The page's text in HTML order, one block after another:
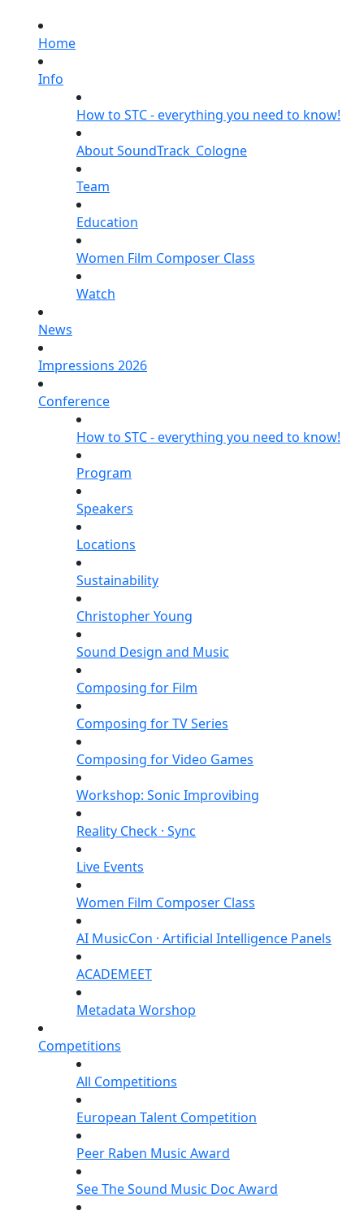
Home
Info
How to STC - everything you need to know!
About SoundTrack_Cologne
Team
Education
Women Film Composer Class
Watch
News
Impressions 2026
Conference
How to STC - everything you need to know!
Program
Speakers
Locations
Sustainability
Christopher Young
Sound Design and Music
Composing for Film
Composing for TV Series
Composing for Video Games
Workshop: Sonic Improvibing
Reality Check · Sync
Live Events
Women Film Composer Class
AI MusicCon · Artificial Intelligence Panels
ACADEMEET
Metadata Worshop
Competitions
All Competitions
European Talent Competition
Peer Raben Music Award
See The Sound Music Doc Award